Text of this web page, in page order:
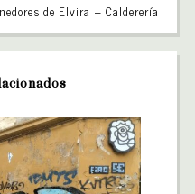
de Elvira – Calderería